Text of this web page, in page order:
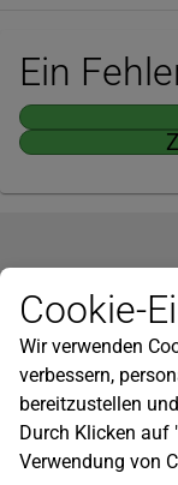
Ein
Newsletter
Infos zu neuen
unserem Newsletter!
Jetzt anmelden
Hilfe
Cookie-
Wir verwenden
verbessern,
bereitzustellen
Durch Klicken auf
Verwendung von